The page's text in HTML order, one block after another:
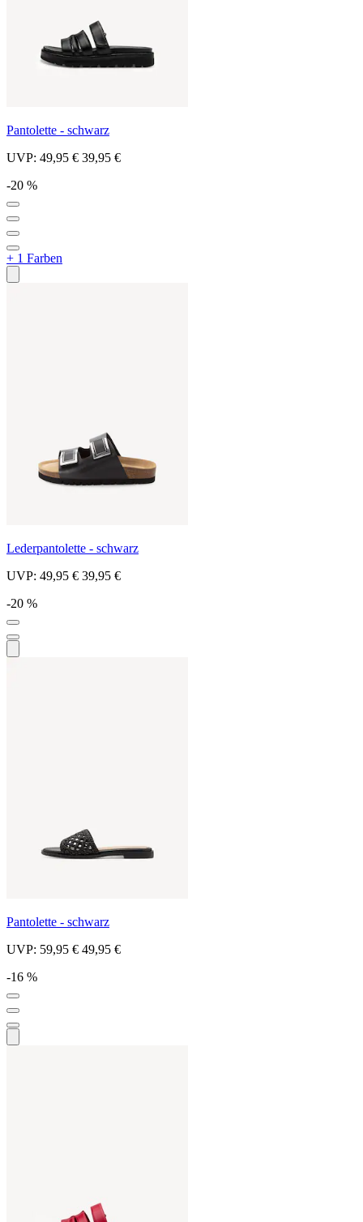
Pantolette - schwarz
UVP: 49,95 € 39,95 €
-20 %
+ 1 Farben
Lederpantolette - schwarz
UVP: 49,95 € 39,95 €
-20 %
Pantolette - schwarz
UVP: 59,95 € 49,95 €
-16 %